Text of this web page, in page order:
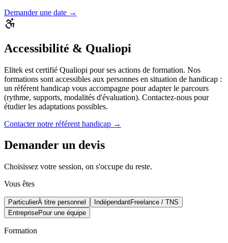
Demander une date →
Accessibilité & Qualiopi
Elitek est certifié Qualiopi pour ses actions de formation. Nos
formations sont accessibles aux personnes en situation de handicap :
un référent handicap vous accompagne pour adapter le parcours
(rythme, supports, modalités d'évaluation). Contactez-nous pour
étudier les adaptations possibles.
Contacter notre référent handicap →
Demander un devis
Choisissez votre session, on s'occupe du reste.
Vous êtes
ParticulierÀ titre personnel IndépendantFreelance / TNS
EntreprisePour une équipe
Formation